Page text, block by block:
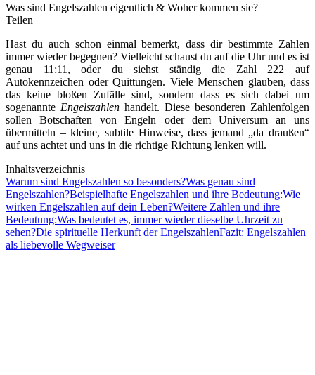
Was sind Engelszahlen eigentlich & Woher kommen sie?
Teilen
Hast du auch schon einmal bemerkt, dass dir bestimmte Zahlen
immer wieder begegnen? Vielleicht schaust du auf die Uhr und es ist
genau 11:11, oder du siehst ständig die Zahl 222 auf
Autokennzeichen oder Quittungen. Viele Menschen glauben, dass
das keine bloßen Zufälle sind, sondern dass es sich dabei um
sogenannte Engelszahlen handelt. Diese besonderen Zahlenfolgen
sollen Botschaften von Engeln oder dem Universum an uns
übermitteln – kleine, subtile Hinweise, dass jemand „da draußen“
auf uns achtet und uns in die richtige Richtung lenken will.
Inhaltsverzeichnis
Warum sind Engelszahlen so besonders?Was genau sind
Engelszahlen?Beispielhafte Engelszahlen und ihre Bedeutung:Wie
wirken Engelszahlen auf dein Leben?Weitere Zahlen und ihre
Bedeutung:Was bedeutet es, immer wieder dieselbe Uhrzeit zu
sehen?Die spirituelle Herkunft der EngelszahlenFazit: Engelszahlen
als liebevolle Wegweiser